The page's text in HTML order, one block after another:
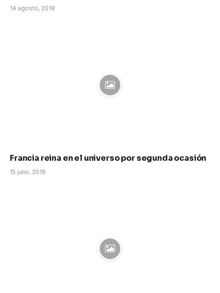
14 agosto, 2018
Francia reina en el universo por segunda ocasión
15 julio, 2018